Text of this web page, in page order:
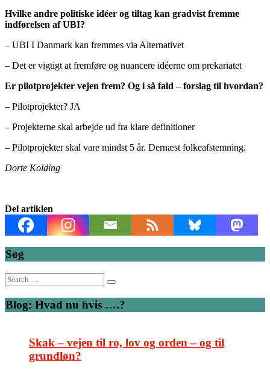
Hvilke andre politiske idéer og tiltag kan gradvist fremme
indførelsen af UBI?
– UBI I Danmark kan fremmes via Alternativet
– Det er vigtigt at fremføre og nuancere idéerne om prekariatet
Er pilotprojekter vejen frem? Og i så fald – forslag til hvordan?
– Pilotprojekter? JA
– Projekterne skal arbejde ud fra klare definitioner
– Pilotprojekter skal vare mindst 5 år. Dernæst folkeafstemning.
Dorte Kolding
Del artiklen
Søg
Search
for:
Blog: Hvad nu hvis ….?
Skak – vejen til ro, lov og orden – og til
grundløn?